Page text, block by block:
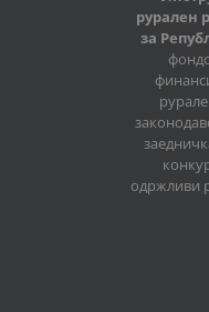
рурален
за
одржливи